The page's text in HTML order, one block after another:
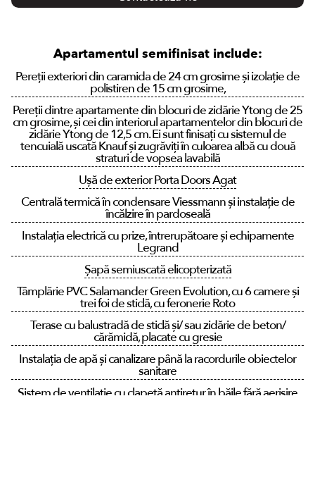
Apartamentul semifinisat include:
Pereții exteriori din caramida de 24 cm grosime și izolație de
polistiren de 15 cm grosime,
Pereții dintre apartamente din blocuri de zidărie Ytong de 25
cm grosime, și cei din interiorul apartamentelor din blocuri de
zidărie Ytong de 12,5 cm. Ei sunt finisați cu sistemul de
tencuială uscată Knauf și zugrăviți în culoarea albă cu două
straturi de vopsea lavabilă
Ușă de exterior Porta Doors Agat
Centrală termică în condensare Viessmann și instalație de
încălzire în pardoseală
Instalația electrică cu prize, întrerupătoare și echipamente
Legrand
Șapă semiuscată elicopterizată
Tâmplărie PVC Salamander Green Evolution, cu 6 camere și
trei foi de sticlă, cu feronerie Roto
Terase cu balustradă de sticlă și/ sau zidărie de beton/
cărămidă, placate cu gresie
Instalația de apă și canalizare până la racordurile obiectelor
sanitare
Sistem de ventilație cu clapetă antiretur în băile fără aerisire